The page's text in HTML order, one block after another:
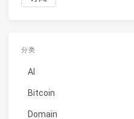
分类
AI
Bitcoin
Domain